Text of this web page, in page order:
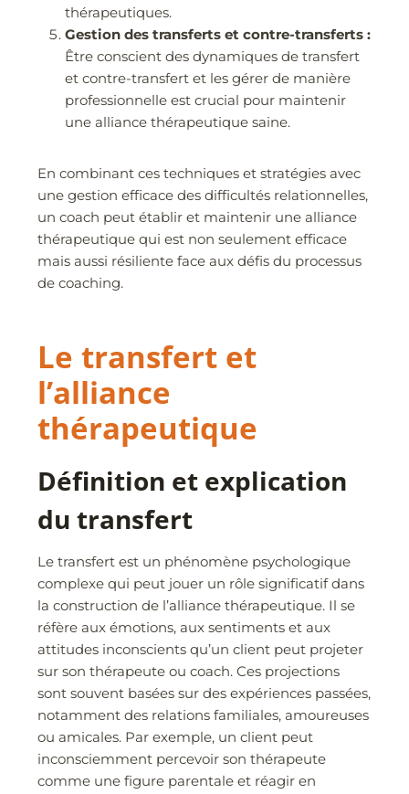
thérapeutiques.
Gestion des transferts et contre-transferts :
Être conscient des dynamiques de transfert
et contre-transfert et les gérer de manière
professionnelle est crucial pour maintenir
une alliance thérapeutique saine.
En combinant ces techniques et stratégies avec
une gestion efficace des difficultés relationnelles,
un coach peut établir et maintenir une alliance
thérapeutique qui est non seulement efficace
mais aussi résiliente face aux défis du processus
de coaching.
Le transfert et
l’alliance
thérapeutique
Définition et explication
du transfert
Le transfert est un phénomène psychologique
complexe qui peut jouer un rôle significatif dans
la construction de l’alliance thérapeutique. Il se
réfère aux émotions, aux sentiments et aux
attitudes inconscients qu’un client peut projeter
sur son thérapeute ou coach. Ces projections
sont souvent basées sur des expériences passées,
notamment des relations familiales, amoureuses
ou amicales. Par exemple, un client peut
inconsciemment percevoir son thérapeute
comme une figure parentale et réagir en